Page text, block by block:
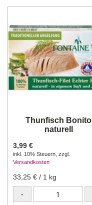
Thunfisch Bonito
naturell
3,99 €
inkl. 10% Steuern zzgl.
Versandkosten
33,25 € / 1 kg
-